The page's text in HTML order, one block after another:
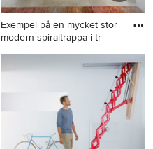
Exempel på en mycket stor
modern spiraltrappa i tr
Exempel på en mycket stor
modern spiraltrappa i trä,
med öppna sättsteg och
räcke i metall